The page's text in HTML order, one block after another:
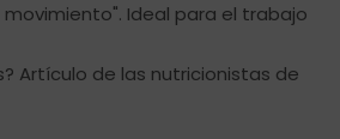
Ideal para el trabajo
Artículo de las nutricionistas de